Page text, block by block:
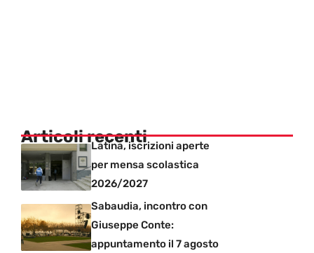
Articoli recentiLatina, iscrizioni aperte
per mensa scolastica
2026/2027
Sabaudia, incontro con
Giuseppe Conte:
appuntamento il 7 agosto